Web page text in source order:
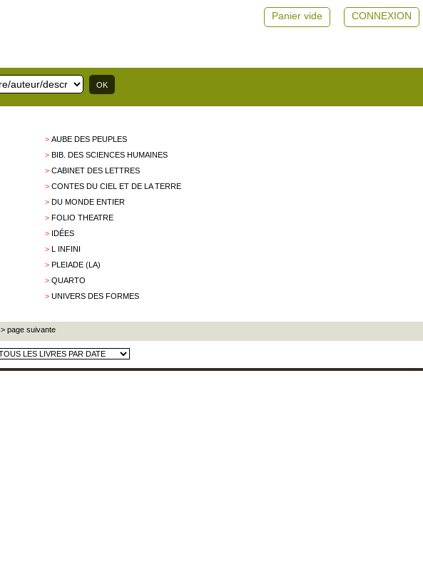
CONNEXION
Panier vide
>AUBE DES PEUPLES
>BIB. DES SCIENCES HUMAINES
>CABINET DES LETTRES
>CONTES DU CIEL ET DE LA TERRE
>DU MONDE ENTIER
>FOLIO THEATRE
> IDÉES
>L INFINI
>PLEIADE (LA)
>QUARTO
>UNIVERS DES FORMES
> page suivante